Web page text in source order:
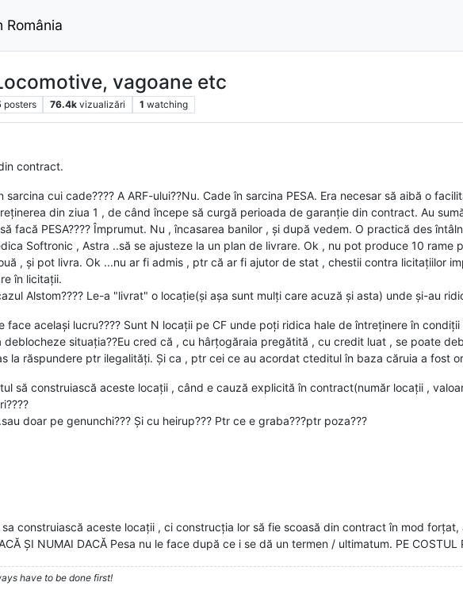
România
vagoane etc
posters 76.4k vizualizări 1 watching
contract.
cui cade???? A ARF-ului??Nu. Cade în sarcina PESA. Era necesar să aibă o
din ziua 1 , de când începe să curgă perioada de garanție din contract. Au
facă PESA???? Împrumut. Nu , încasarea banilor , și după vedem. O practică des
Softronic , Astra ..să se ajusteze la un plan de livrare. Ok , nu pot produce 10
, și pot livra. Ok ...nu ar fi admis , ptr că ar fi ajutor de stat , chestii contra licitațiilor
în licitații.
Alstom???? Le-a "livrat" o locație(și așa sunt mulți care acuză și asta) unde și-au
face același lucru???? Sunt N locații pe CF unde poți ridica hale de întreținere în
deblocheze situația??Eu cred că , cu hârțogăraia pregătită , cu credit luat , se poate
la răspundere ptr ilegalități. Și ca , ptr cei ce au acordat cteditul în baza căruia a fost
să construiască aceste locații , când e cauză explicită în contract(număr locații ,
doar pe genunchi??? Și cu heirup??? Ptr ce e graba???ptr poza???
construiască aceste locații , ci construcția lor să fie scoasă din contract în mod
ȘI NUMAI DACĂ Pesa nu le face după ce i se dă un termen / ultimatum. PE COSTUL
have to be done first!